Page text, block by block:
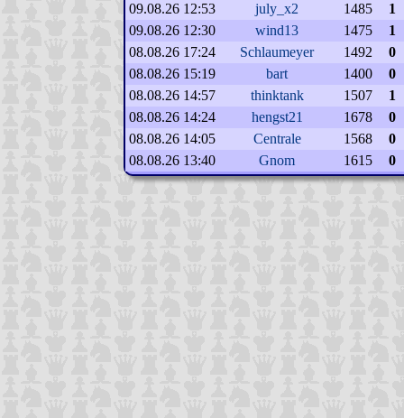
09.08.26 12:53
july_x2 1485
1
09.08.26 12:30
wind13 1475
1
08.08.26 17:24
Schlaumeyer 1492
0
08.08.26 15:19
bart 1400
0
08.08.26 14:57
thinktank 1507
1
08.08.26 14:24
hengst21 1678
0
08.08.26 14:05
Centrale 1568
0
08.08.26 13:40
Gnom 1615 0